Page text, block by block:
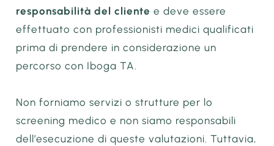
responsabilità del cliente e deve essere
effettuato con professionisti medici qualificati
prima di prendere in considerazione un
percorso con Iboga TA.
Non forniamo servizi o strutture per lo
screening medico e non siamo responsabili
dell’esecuzione di queste valutazioni. Tuttavia,